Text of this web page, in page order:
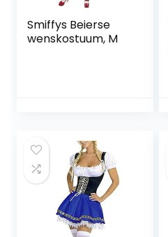
Smiffys Beierse
wenskostuum, M